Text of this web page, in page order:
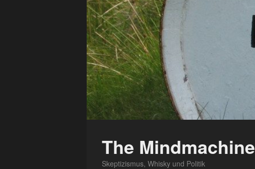
The Mindmachine
Skeptizismus, Whisky und Politik